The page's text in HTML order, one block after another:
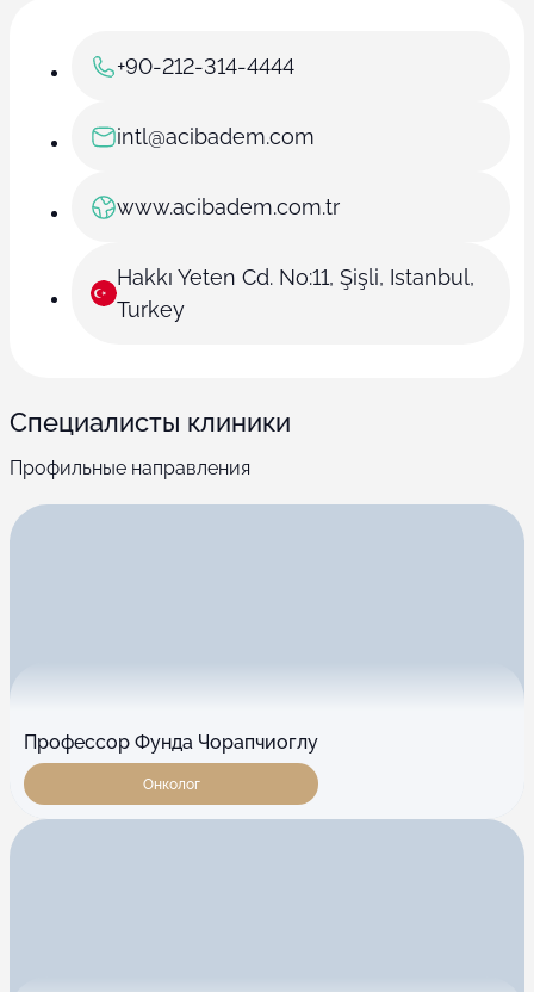
+90-212-314-4444
intl@acibadem.com
www.acibadem.com.tr
Hakkı Yeten Cd. No:11, Şişli, Istanbul,
Turkey
Специалисты клиники
Профильные направления
Профессор Фунда Чорапчиоглу
Онколог